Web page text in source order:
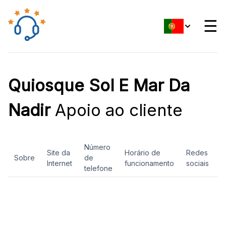
☰
Quiosque Sol E Mar Da
NadirApoio ao cliente
Sobre
Site da
Internet
Número
de
telefone
Horário de
funcionamento
Redes
sociais